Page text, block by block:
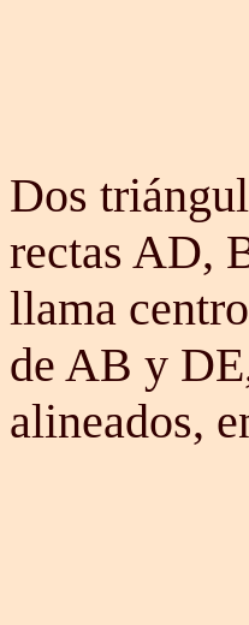
Dos
rectas AD,
llama
de AB y
alineados,